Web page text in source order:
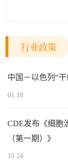
范区生物医药
行业政策
中国－以色列“
01.18
CDE发布《细胞
（第一期）》
10.24